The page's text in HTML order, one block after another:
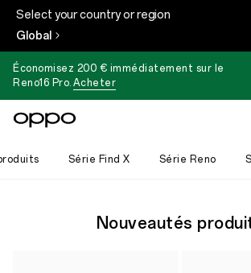
Select your country or region
Global
Économisez 200 € immédiatement sur le
Reno16 Pro. Acheter
Série Find X Série Reno
Nouveautés